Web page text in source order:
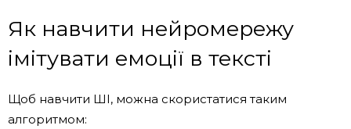
Як навчити нейромережу
імітувати емоції в тексті
Щоб навчити ШІ, можна скористатися таким
алгоритмом: